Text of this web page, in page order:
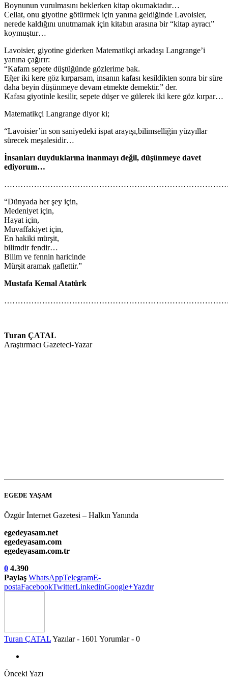
Boynunun vurulmasını beklerken kitap okumaktadır…
Cellat, onu giyotine götürmek için yanına geldiğinde Lavoisier,
nerede kaldığını unutmamak için kitabın arasına bir “kitap ayracı”
koymuştur…
Lavoisier, giyotine giderken Matematikçi arkadaşı Langrange’i
yanına çağırır:
“Kafam sepete düştüğünde gözlerime bak.
Eğer iki kere göz kırparsam, insanın kafası kesildikten sonra bir süre
daha beyin düşünmeye devam etmekte demektir.” der.
Kafası giyotinle kesilir, sepete düşer ve gülerek iki kere göz kırpar…
Matematikçi Langrange diyor ki;
“Lavoisier’in son saniyedeki ispat arayışı,bilimselliğin yüzyıllar
sürecek meşalesidir…
İnsanları duyduklarına inanmayı değil, düşünmeye davet
ediyorum…
“Dünyada her şey için,
Medeniyet için,
Hayat için,
Muvaffakiyet için,
En hakiki mürşit,
bilimdir fendir…
Bilim ve fennin haricinde
Mürşit aramak gaflettir.”
Mustafa Kemal Atatürk
Turan ÇATAL
Araştırmacı Gazeteci-Yazar
EGEDE YAŞAM
Özgür İnternet Gazetesi – Halkın Yanında
egedeyasam.net
egedeyasam.com
egedeyasam.com.tr
0 4.390
Paylaş WhatsAppTelegramE-
postaFacebookTwitterLinkedinGoogle+Yazdır
Turan ÇATALYazılar - 1601 Yorumlar - 0
Önceki Yazı